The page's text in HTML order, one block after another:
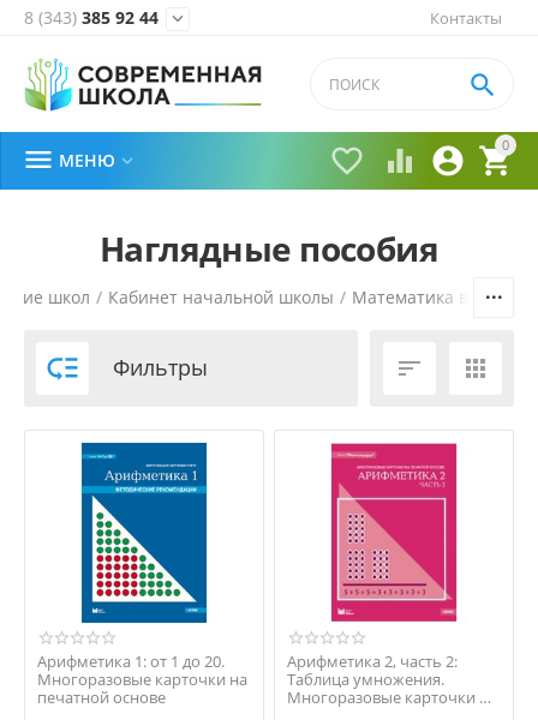
Контакты
8 (343) 385 92 44 
0


 

 МЕНЮ 
Наглядные пособия
школ / Кабинет начальной школы / Математика в
 Фильтры  
Арифметика 1: от 1 до 20.
Многоразовые карточки на
печатной основе
Арифметика 2, часть 2:
Таблица умножения.
Многоразовые карточки на